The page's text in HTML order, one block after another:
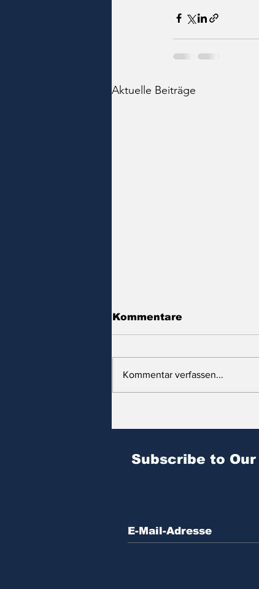
Aktuelle Beiträge
Kommentare
Kommentar verfassen...
Subscribe to